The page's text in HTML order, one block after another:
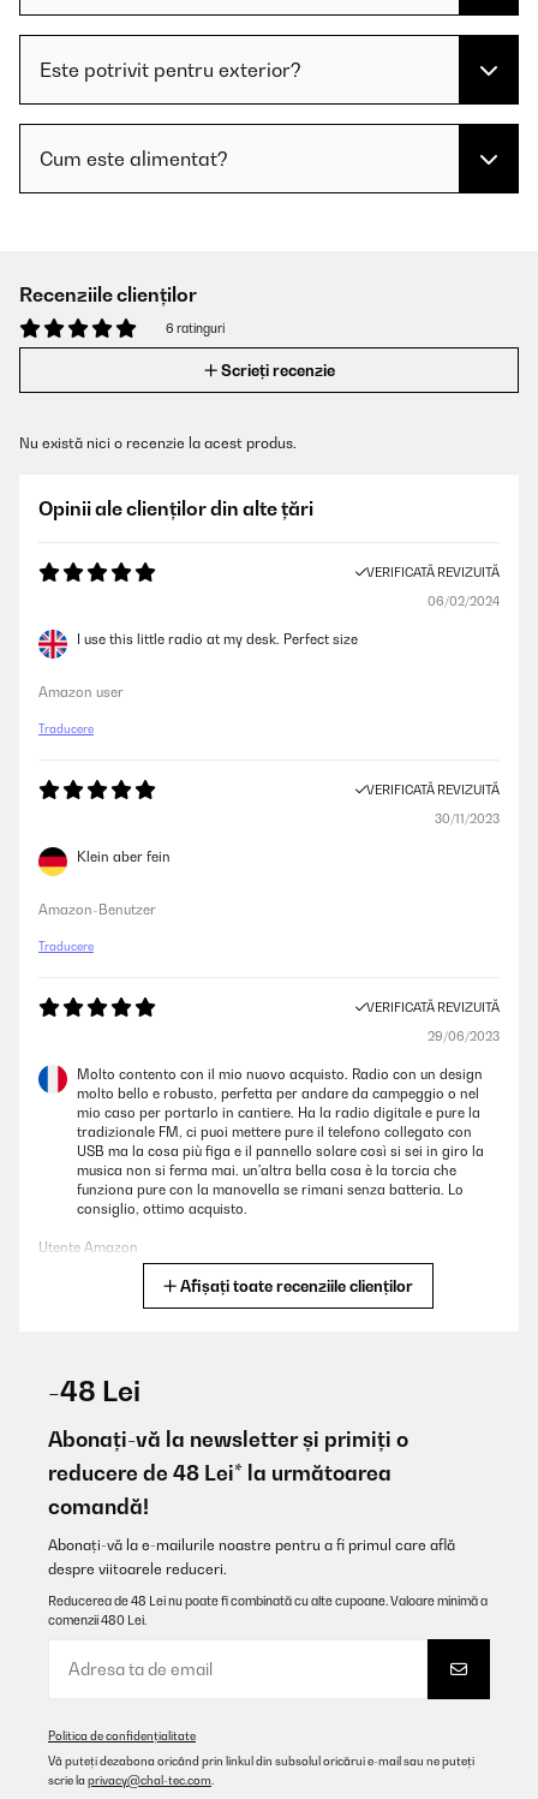
Este potrivit pentru exterior?
Cum este alimentat?
Recenziile clienților
6 ratinguri
Scrieți recenzie
Nu există nici o recenzie la acest produs.
Opinii ale clienților din alte țări
VERIFICATĂ REVIZUITĂ
06/02/2024
I use this little radio at my desk. Perfect size
Amazon user
Traducere
VERIFICATĂ REVIZUITĂ
30/11/2023
Klein aber fein
Amazon-Benutzer
Traducere
VERIFICATĂ REVIZUITĂ
29/06/2023
Molto contento con il mio nuovo acquisto. Radio con un design
molto bello e robusto, perfetta per andare da campeggio o nel
mio caso per portarlo in cantiere. Ha la radio digitale e pure la
tradizionale FM, ci puoi mettere pure il telefono collegato con
USB ma la cosa più figa e il pannello solare così si sei in giro la
musica non si ferma mai. un'altra bella cosa è la torcia che
funziona pure con la manovella se rimani senza batteria. Lo
consiglio, ottimo acquisto.
Utente Amazon
accessoire de connection pour le recharger. Se recharge en
solaire ou avec dynamo, et peut être utilisé comme chargeur de
téléphone. Réception en DAB+ OU FM sans soucis avec l'antenne
surpuissant mais suffisant pour partie de pêche ou en camping.
Utilisateur d'Amazon
Traducere
VERIFICATĂ REVIZUITĂ
La usamos el finde pasado cuando fuimos por ahí en la furgo y
furgoneta pero podíamos cargar este aparato en movimiento y
con el cable está genial. Pero luego descubrimos que también
Afișați toate recenziile clienților
-48 Lei
Abonați-vă la newsletter și primiți o
reducere de 48 Lei* la următoarea
comandă!
Abonați-vă la e-mailurile noastre pentru a fi primul care află
despre viitoarele reduceri.
Reducerea de 48 Lei nu poate fi combinată cu alte cupoane. Valoare minimă a
comenzii 480 Lei.
Politica de confidențialitate
Vă puteți dezabona oricând prin linkul din subsolul oricărui e-mail sau ne puteți
scrie la privacy@chal-tec.com